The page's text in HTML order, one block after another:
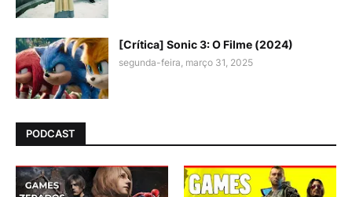
[Crítica] Sonic 3: O Filme (2024)
segunda-feira, março 31, 2025
PODCAST